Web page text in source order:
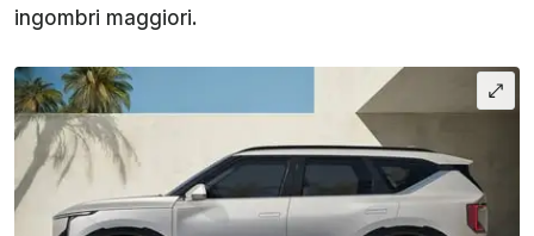
ingombri maggiori.